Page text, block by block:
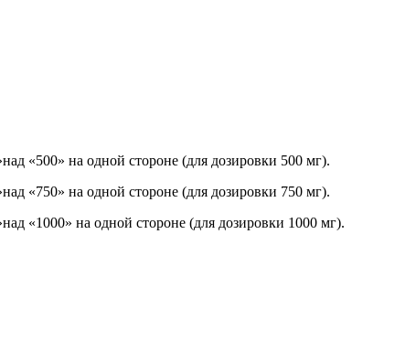
«500» на одной стороне (для дозировки 500 мг).
«750» на одной стороне (для дозировки 750 мг).
«1000» на одной стороне (для дозировки 1000 мг).